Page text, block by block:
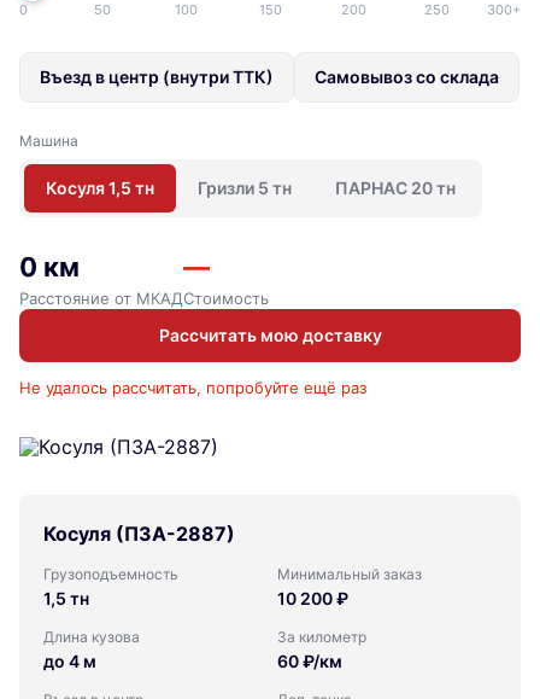
0 50 100 150 200 250 300+
Въезд в центр (внутри ТТК) Самовывоз со склада
Машина
Косуля 1,5 тн Гризли 5 тн ПАРНАС 20 тн
0 км
Расстояние от МКАД
—
Стоимость
Рассчитать мою доставку
Не удалось рассчитать, попробуйте ещё раз
Косуля (ПЗА-2887)
Грузоподъемность
1,5 тн
Минимальный заказ
10 200 ₽
Длина кузова
до 4 м
За километр
60 ₽/км